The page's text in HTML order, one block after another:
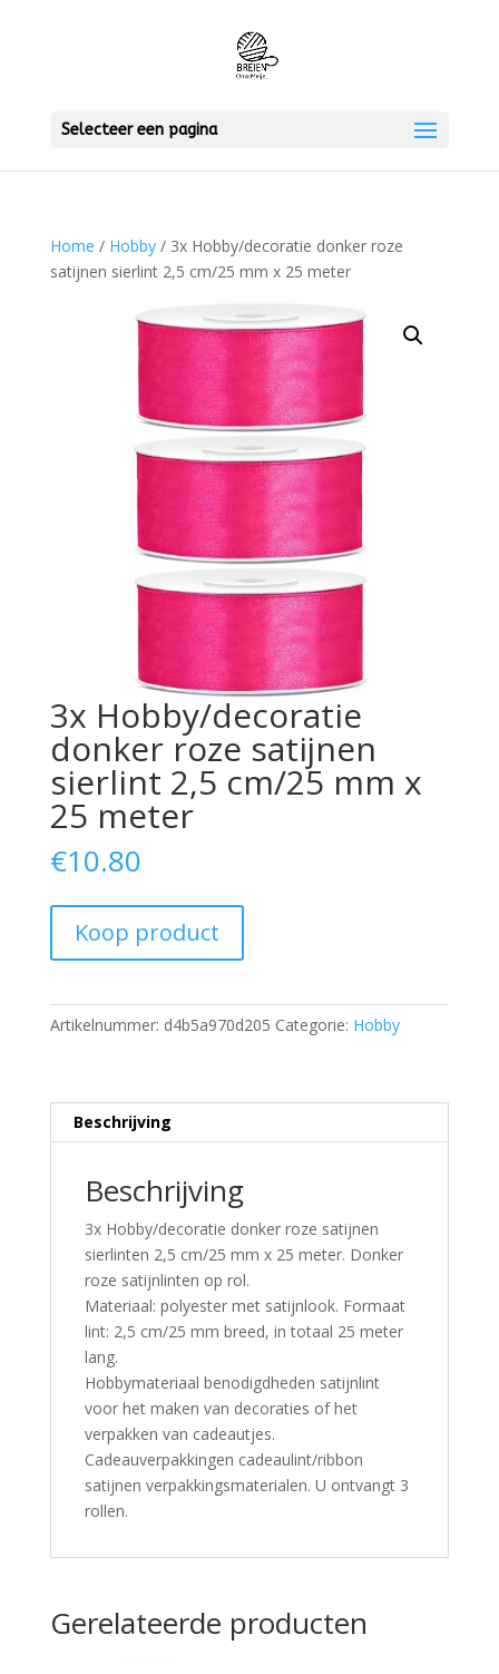
Selecteer een pagina
Home / Hobby/ 3x Hobby/decoratie donker roze
satijnen sierlint 2,5 cm/25 mm x 25 meter
3x Hobby/decoratie
donker roze satijnen
sierlint 2,5 cm/25 mm x
25 meter
€10.80
Koop product
Artikelnummer: d4b5a970d205 Categorie: Hobby
Beschrijving
Beschrijving
3x Hobby/decoratie donker roze satijnen
sierlinten 2,5 cm/25 mm x 25 meter. Donker
roze satijnlinten op rol.
Materiaal: polyester met satijnlook. Formaat
lint: 2,5 cm/25 mm breed, in totaal 25 meter
lang.
Hobbymateriaal benodigdheden satijnlint
voor het maken van decoraties of het
verpakken van cadeautjes.
Cadeauverpakkingen cadeaulint/ribbon
satijnen verpakkingsmaterialen. U ontvangt 3
rollen.
Gerelateerde producten